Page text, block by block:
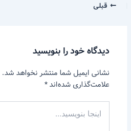
قبلی
دیدگاه‌ خود را بنویسید
نشانی ایمیل شما منتشر نخواهد شد.
علامت‌گذاری شده‌اند*
اینجا
بنویسید…